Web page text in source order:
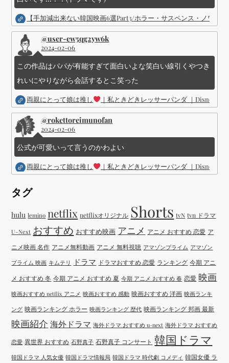
【手加減出来ない韓国映画6選Part3/ホラー・サスペンス・ノワー
@user-ew5qg2yw6k
2024-02-06
この作品はパパが有能すぎて面白いよな笑白い線引くやつき
れいにやりながら会話するとこ笑った
両親にとって娘は推し ｜私ときどきレッサーパンダ ｜Disney (
@rokettoreimunofan
2024-02-06
公式が可愛いって言うのかわよい
両親にとって娘は推し ｜私ときどきレッサーパンダ ｜Disney (
タグ
hulu lemino netflix netflixオリジナル Shorts tvN tvn ドラマ
U-Next おすすめ おすすめ映画 アニメ アニメ おすすめ 恋愛 ア
ニメ映画 名作 アニメ無料動画 アニメ 無料視聴 アマゾンプライム アマゾン
プライム 映画 キムテリ ドラマ ドラマおすすめ 恋愛 ランキング 今期 アニ
メ おすすめ 冬 今期 アニメ おすすめ 夏 今期 アニメ おすすめ 春 恋愛 映画
映画おすすめ netflix アニメ 映画おすすめ 感動 映画おすすめ 洋画 映画ランキ
ング 映画ランキング ホラー 映画ランキング 歴代 映画ランキング 邦画 最新
映画紹介 海外ドラマ 海外ドラマ おすすめ u-next 海外ドラマ おすすめ
恋愛 異世界 おすすめ 石野真子 石野真子 コンサート 韓国ドラマ
韓国ドラマ 人気女優 韓国ドラマ情報局 韓国ドラマ 時代劇 コメディ 韓国女優 ラ